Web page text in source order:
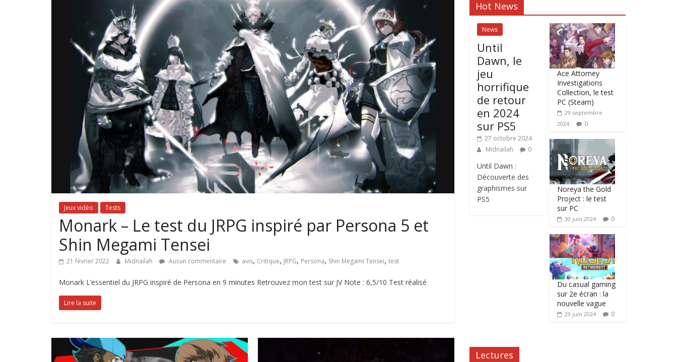
Jeux vidéo Tests
Monark – Le test du JRPG inspiré par Persona 5 et
Shin Megami Tensei
21 février 2022 Midnailah Aucun commentaire avis, Critique, JRPG, Persona, Shin Megami Tensei, test
Monark L’essentiel du JRPG inspiré de Persona en 9 minutes Retrouvez mon test sur JV Note : 6,5/10 Test réalisé
Lire la suite
Hot News
News
Until
Dawn, le
jeu
horrifique
de retour
en 2024
sur PS5
27 octobre 2024
Midnailah
0
Until Dawn :
Découverte des
graphismes sur
PS5
Ace Attorney
Investigations
Collection, le test
PC (Steam)
29 septembre
2024
0
Noreya the Gold
Project : le test
sur PC
30 juin 2024 0
Du casual gaming
sur 2e écran : la
nouvelle vague
29 juin 2024 0
Lectures